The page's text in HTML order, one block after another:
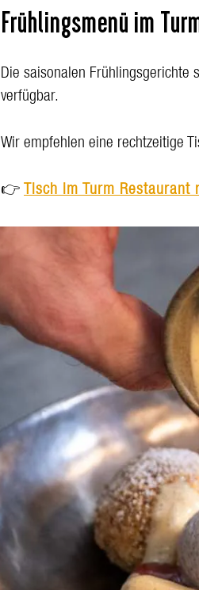
Frühlingsmenü im
Die saisonalen Frühlingsgerichte
verfügbar.
Wir empfehlen eine rechtzeitige
👉 Tisch im Turm Restaurant